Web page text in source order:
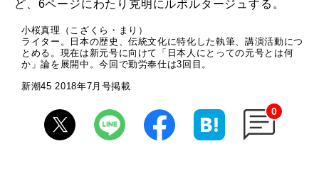
ど、6ページにわたり克明にルポルタージュする。
小桜真理（こざくら・まり）
ライター。日本の歴史、伝統文化に特化した執筆、講演活動につ
とめる。現在は新元号に向けて「日本人にとっての元号とは何
か」論を展開中。今回で勤労奉仕は3回目。
新潮45 2018年7月号掲載
0